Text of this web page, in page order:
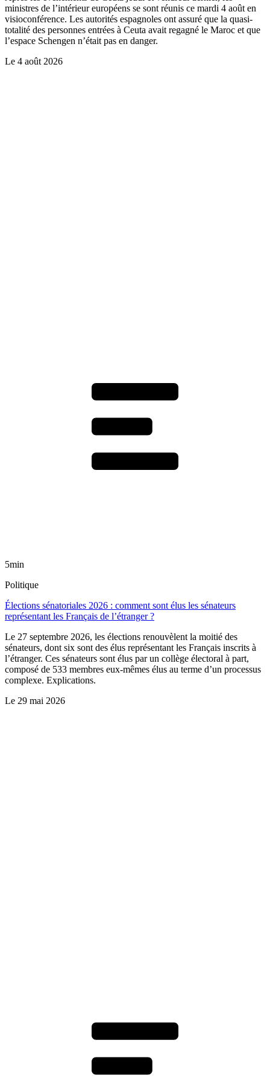
ministres de l’intérieur européens se sont réunis ce mardi 4 août en
visioconférence. Les autorités espagnoles ont assuré que la quasi-
totalité des personnes entrées à Ceuta avait regagné le Maroc et que
l’espace Schengen n’était pas en danger.
Le 4 août 2026
5min
Politique
Élections sénatoriales 2026 : comment sont élus les sénateurs
représentant les Français de l’étranger ?
Le 27 septembre 2026, les élections renouvèlent la moitié des
sénateurs, dont six sont des élus représentant les Français inscrits à
l’étranger. Ces sénateurs sont élus par un collège électoral à part,
composé de 533 membres eux-mêmes élus au terme d’un processus
complexe. Explications.
Le 29 mai 2026